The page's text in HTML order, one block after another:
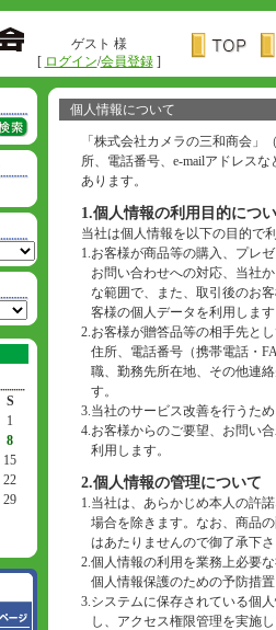
ゲスト 様
[ ログイン/会員登録]
S
1
8
15
22
29
個人情報について
「株式会社カメラの三和商会
所、電話番号、e-mailアドレス
あります。
1.個人情報の利用目的につ
当社は個人情報を以下の目的で
1.お客様が商品等の購入、プレ
お問い合わせへの対応、当社
な範囲で、また、取引後のお
客様の個人データを利用しま
2.お客様が贈答品等の相手先と
住所、電話番号（携帯電話・
職、勤務先所在地、その他連
す。
3.当社のサービス改善を行うた
4.お客様からのご要望、お問い
利用します。
2.個人情報の管理について
1.当社は、あらかじめ本人の許
場合を除きます。なお、商品
はあたりませんので御了承下
2.個人情報の利用を業務上必要
個人情報保護のための予防措
3.システムに保存されている個
し、アクセス権限管理を実施